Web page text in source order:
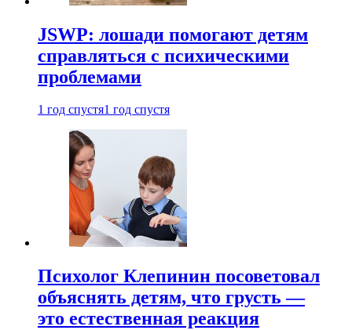
JSWP: лошади помогают детям
справляться с психическими
проблемами
1 год спустя1 год спустя
Психолог Клепинин посоветовал
объяснять детям, что грусть —
это естественная реакция